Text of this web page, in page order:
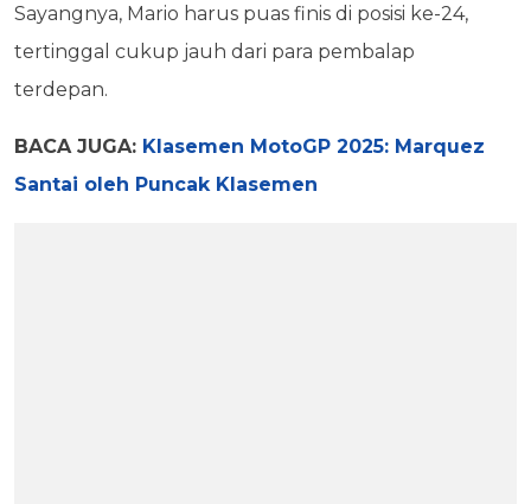
Sayangnya, Mario harus puas finis di posisi ke-24,
tertinggal cukup jauh dari para pembalap
terdepan.
BACA JUGA: Klasemen MotoGP 2025: Marquez
Santai oleh Puncak Klasemen